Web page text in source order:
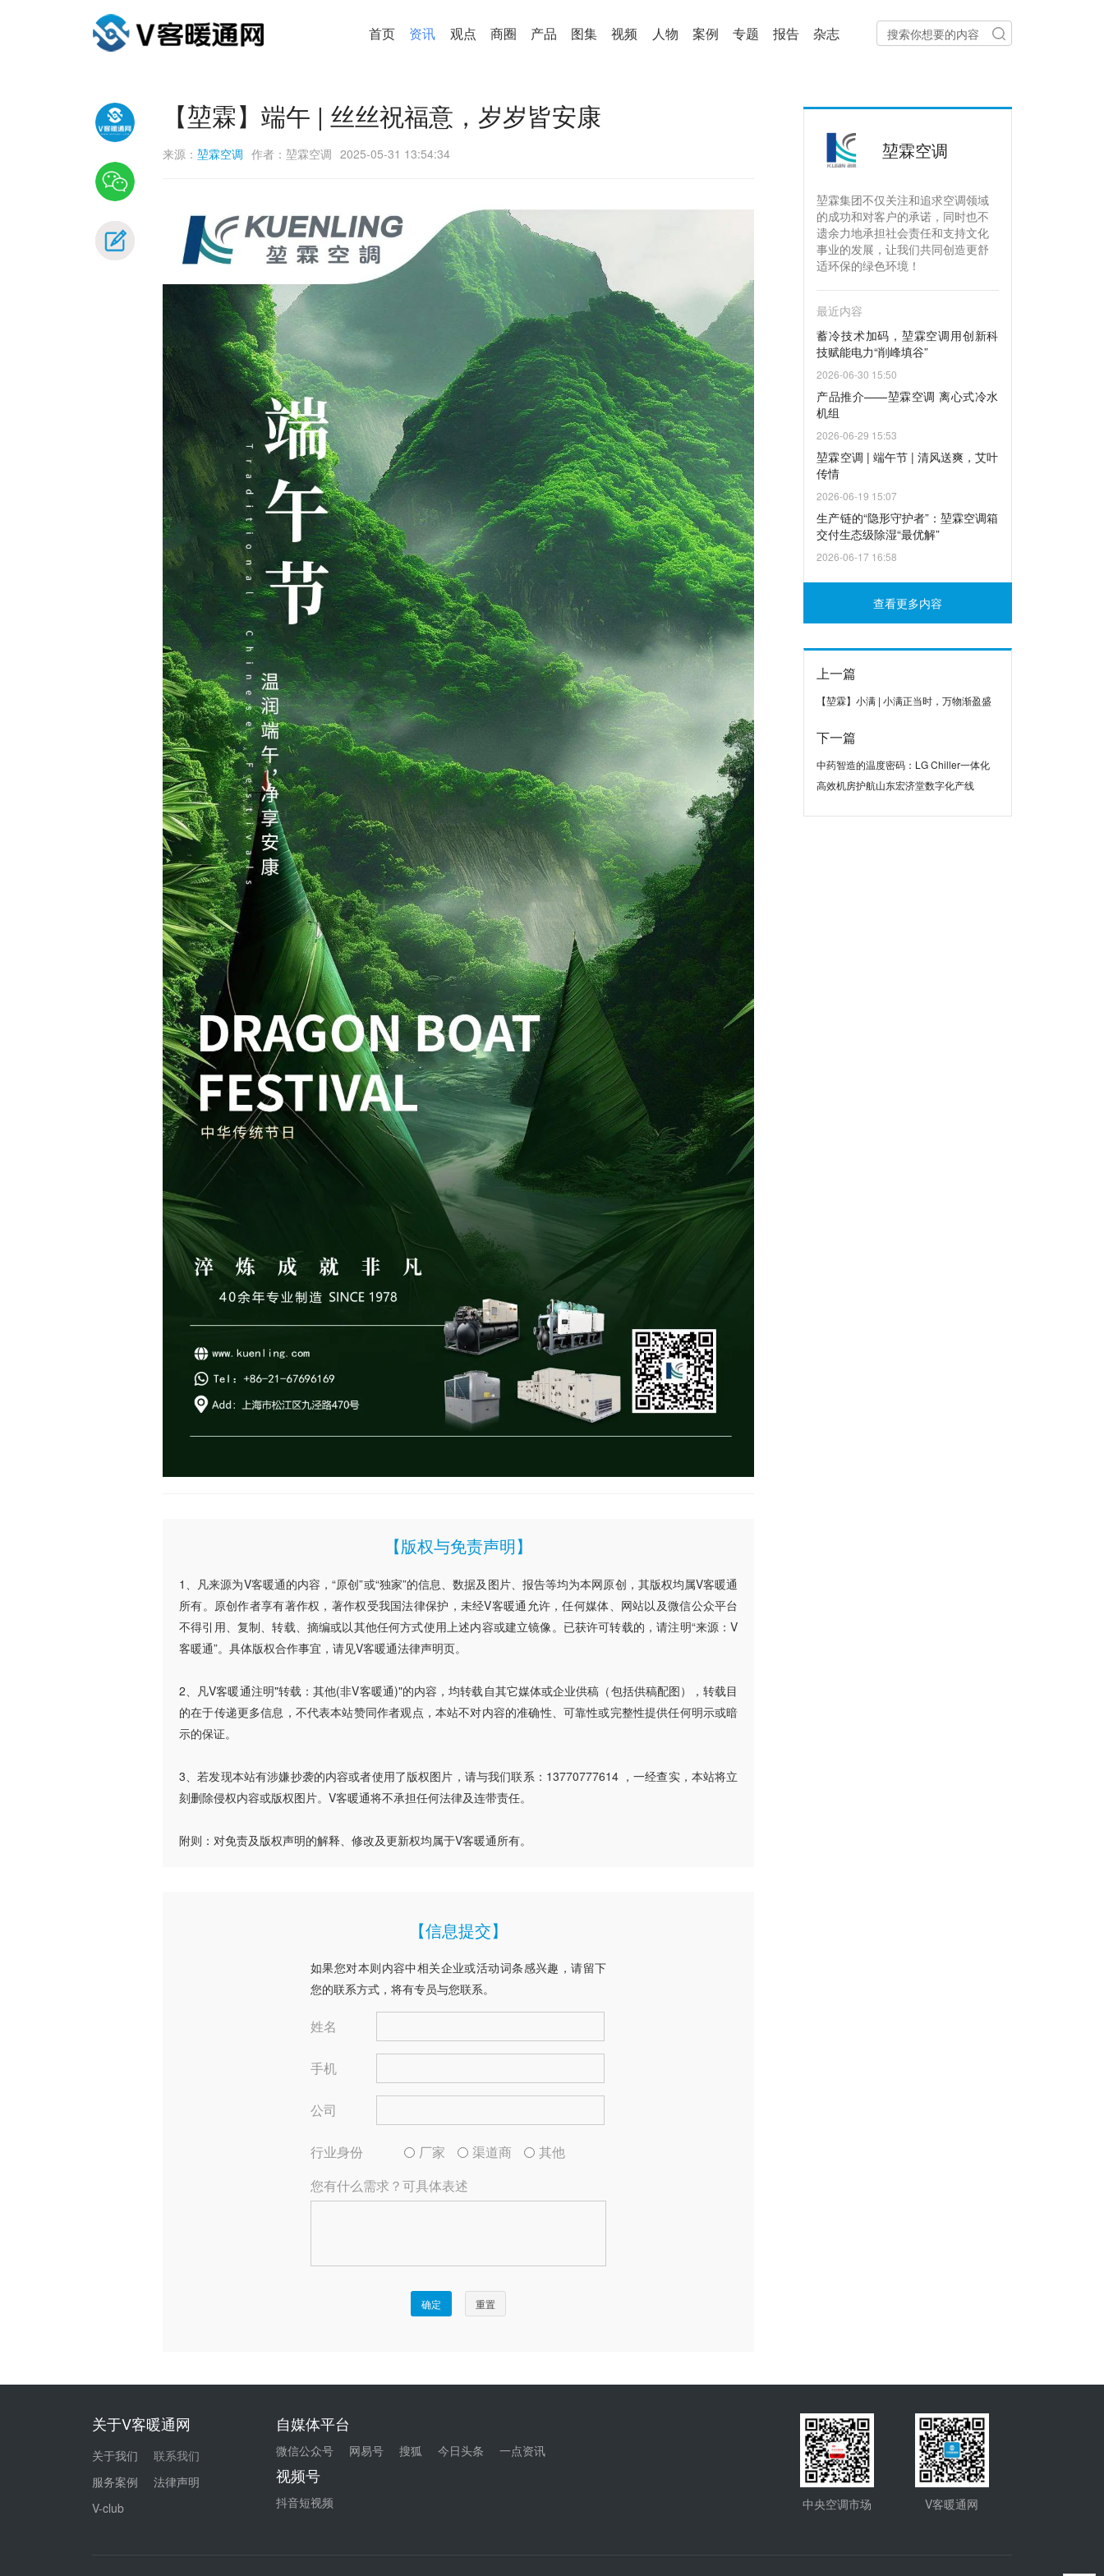
首页 资讯 观点 商圈 产品 图集 视频 人物 案例 专题 报告 杂志
【堃霖】端午 | 丝丝祝福意，岁岁皆安康
来源： 堃霖空调 作者：堃霖空调 2025-05-31 13:54:34
【版权与免责声明】
1、凡来源为V客暖通的内容，“原创”或“独家”的信息、数据及图片、报告等均为本网原创，其版权均属V客暖通
所有。原创作者享有著作权，著作权受我国法律保护，未经V客暖通允许，任何媒体、网站以及微信公众平台
不得引用、复制、转载、摘编或以其他任何方式使用上述内容或建立镜像。已获许可转载的，请注明“来源：V
客暖通”。具体版权合作事宜，请见V客暖通法律声明页。
2、凡V客暖通注明"转载：其他(非V客暖通)"的内容，均转载自其它媒体或企业供稿（包括供稿配图），转载目
的在于传递更多信息，不代表本站赞同作者观点，本站不对内容的准确性、可靠性或完整性提供任何明示或暗
示的保证。
3、若发现本站有涉嫌抄袭的内容或者使用了版权图片，请与我们联系：13770777614 ，一经查实，本站将立
刻删除侵权内容或版权图片。V客暖通将不承担任何法律及连带责任。
附则：对免责及版权声明的解释、修改及更新权均属于V客暖通所有。
堃霖空调
堃霖集团不仅关注和追求空调领域
的成功和对客户的承诺，同时也不
遗余力地承担社会责任和支持文化
事业的发展，让我们共同创造更舒
适环保的绿色环境！
最近内容
蓄冷技术加码，堃霖空调用创新科
技赋能电力“削峰填谷”
2026-06-30 15:50
产品推介——堃霖空调 离心式冷水
机组
2026-06-29 15:53
堃霖空调 | 端午节 | 清风送爽，艾叶
传情
2026-06-19 15:07
生产链的“隐形守护者”：堃霖空调箱
交付生态级除湿“最优解”
2026-06-17 16:58
查看更多内容
上一篇
【堃霖】小满 | 小满正当时，万物渐盈盛
下一篇
中药智造的温度密码：LG Chiller一体化
高效机房护航山东宏济堂数字化产线
关于V客暖通网
关于我们
联系我们
服务案例
法律声明
V-club
自媒体平台
微信公众号 网易号 搜狐 今日头条 一点资讯
视频号
抖音短视频 中央空调市场 V客暖通网